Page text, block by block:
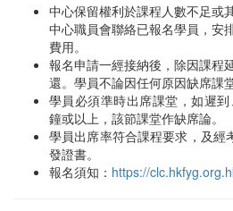
中心保留權利於課程人數不足或
中心職員會聯絡已報名學員，安
費用。
報名申請一經接納後，除因課程
還。學員不論因任何原因缺席課
學員必須準時出席課堂，如遲
鐘或以上，該節課堂作缺席論。
學員出席率符合課程要求，及經
發證書。
報名須知： https://